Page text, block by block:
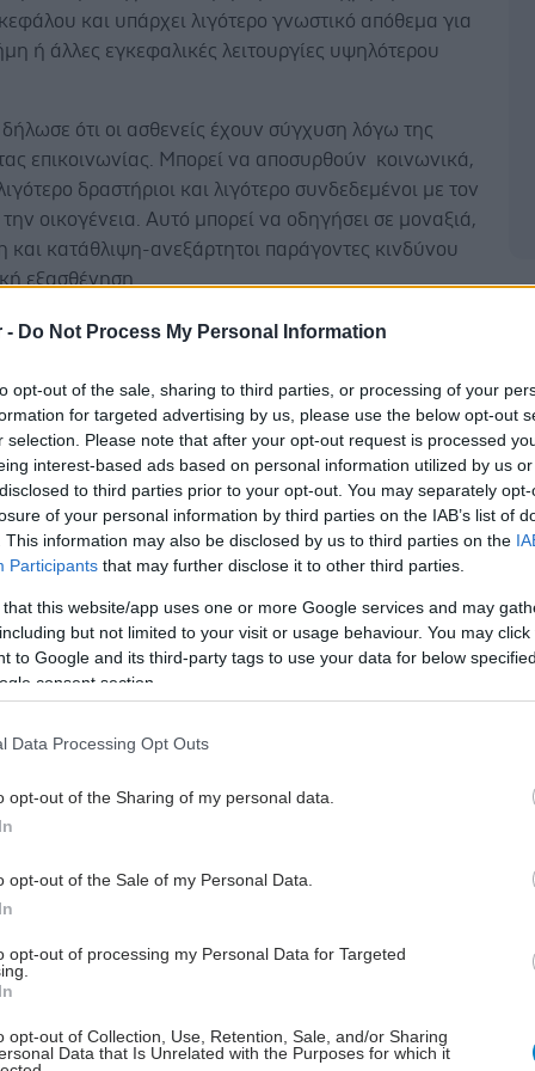
- Do Not Process My Personal Information
opt-out of the sale, sharing to third parties, or processing of your
for targeted advertising by us, please use the below opt-out
selection. Please note that after your opt-out request is processed
interest-based ads based on personal information utilized by us
to third parties prior to your opt-out. You may separately
of your personal information by third parties on the IAB’s list of
This information may also be disclosed by us to third parties on the
Participants that may further disclose it to other third parties.
that this website/app uses one or more Google services and may
but not limited to your visit or usage behaviour. You may
to Google and its third-party tags to use your data for below
consent section.
Data Processing Opt Outs
opt-out of the Sharing of my personal data.
opt-out of the Sale of my Personal Data.
opt-out of processing my Personal Data for Targeted
opt-out of Collection, Use, Retention, Sale, and/or Sharing
Data that Is Unrelated with the Purposes for which it
και υπάρχει λιγότερο γνωστικό απόθεμα για
ή άλλες εγκεφαλικές λειτουργίες υψηλότερου
ότι οι ασθενείς έχουν σύγχυση λόγω της
επικοινωνίας. Μπορεί να αποσυρθούν κοινωνικά,
δραστήριοι και λιγότερο συνδεδεμένοι με τον
την οικογένεια. Αυτό μπορεί να οδηγήσει σε μοναξιά,
κατάθλιψη-ανεξάρτητοι παράγοντες κινδύνου
εξασθένηση.
απομόνωση από τη μη αντιμετώπιση της απώλειας
να επηρεάσει εκτός από την ψυχική υγεία και τη
μένουν περισσότερο στο σπίτι. Οι σωματικές
αρχίζουν να μειώνονται. Ως αποτέλεσμα, η
μειώνεται και έχουν αυξημένο κίνδυνο πτώσεων. Δεν
ότι η μη αντιμετώπιση της απώλειας ακοής
κινδύνου για αυξημένες πτώσεις, νοσηλεία,
νόσο, ακόμα και θνησιμότητα,
ειδικός.
της απώλειας ακοής με διάφορες λύσεις, όπως
τους παράγοντες κινδύνου και να βελτιώσει την
το iatronet.gr στο Discover
σήμερα
υγιεινά σνακ αντί για πατατάκια